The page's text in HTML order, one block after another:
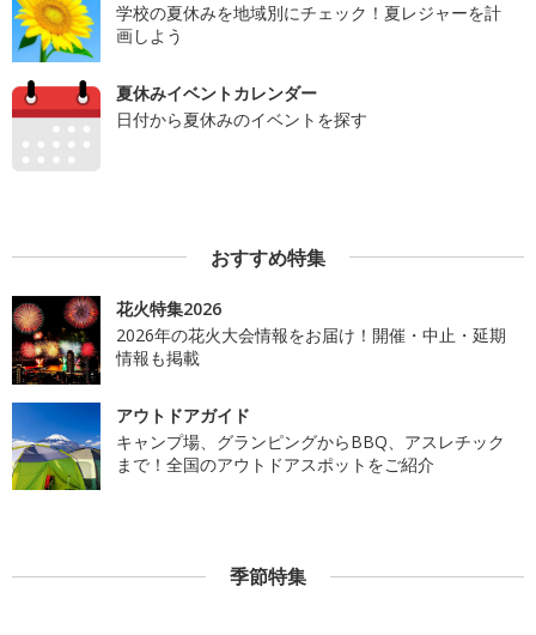
学校の夏休みを地域別にチェック！夏レジャーを計
画しよう
夏休みイベントカレンダー
日付から夏休みのイベントを探す
おすすめ特集
花火特集2026
2026年の花火大会情報をお届け！開催・中止・延期
情報も掲載
アウトドアガイド
キャンプ場、グランピングからBBQ、アスレチック
まで！全国のアウトドアスポットをご紹介
季節特集